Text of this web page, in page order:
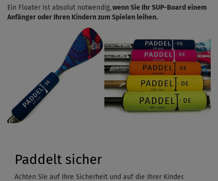
Ein Floater ist absolut notwendig, wenn Sie Ihr SUP-Board einem
Anfänger oder Ihren Kindern zum Spielen leihen.
Paddelt sicher
Achten Sie auf Ihre Sicherheit und auf die Ihrer Kinder.